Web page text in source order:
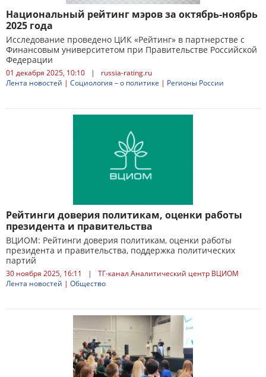
Национальный рейтинг мэров за октябрь-ноябрь
2025 года
Исследование проведено ЦИК «Рейтинг» в партнерстве с
Финансовым университетом при Правительстве Российской
Федерации
01 декабря 2025, 10:10 |
russia-rating.ru
Лента новостей | Социология – о политике | Регионы России
Рейтинги доверия политикам, оценки работы
президента и правительства
ВЦИОМ: Рейтинги доверия политикам, оценки работы
президента и правительства, поддержка политических
партий
30 ноября 2025, 16:11 |
ТГ-канал Аналитический центр ВЦИОМ
Лента новостей | Общество